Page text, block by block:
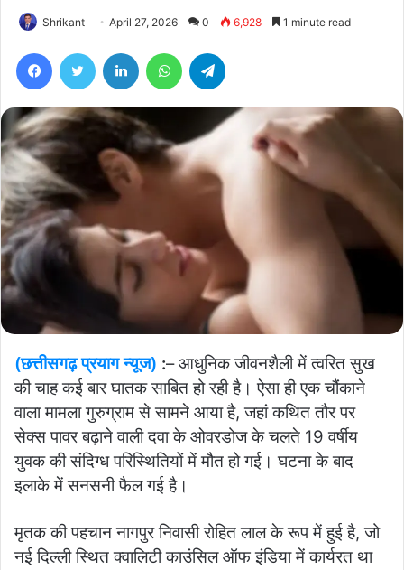
Shrikant April 27, 2026 0 6,928 1 minute read
(छत्तीसगढ़ प्रयाग न्यूज) :– आधुनिक जीवनशैली में त्वरित सुख
की चाह कई बार घातक साबित हो रही है। ऐसा ही एक चौंकाने
वाला मामला गुरुग्राम से सामने आया है, जहां कथित तौर पर
सेक्स पावर बढ़ाने वाली दवा के ओवरडोज के चलते 19 वर्षीय
युवक की संदिग्ध परिस्थितियों में मौत हो गई। घटना के बाद
इलाके में सनसनी फैल गई है।
मृतक की पहचान नागपुर निवासी रोहित लाल के रूप में हुई है, जो
नई दिल्ली स्थित क्वालिटी काउंसिल ऑफ इंडिया में कार्यरत था